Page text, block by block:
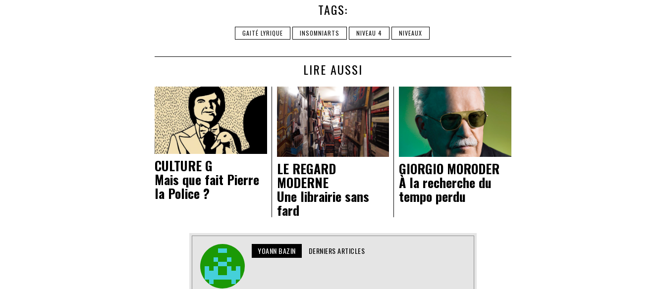
TAGS:
GAITÉ LYRIQUE INSOMNIARTS NIVEAU 4 NIVEAUX
LIRE AUSSI
CULTURE G
Mais que fait Pierre
la Police ?
LE REGARD
MODERNE
Une librairie sans
fard
GIORGIO MORODER
À la recherche du
tempo perdu
YOANN BAZIN DERNIERS ARTICLES